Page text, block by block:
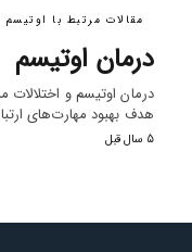
مقالات مرتبط با اوتیسم
درمان اوتیسم
درمان اوتیسم و اختلالات
هدف بهبود مهارت‌های
5 سال قبل